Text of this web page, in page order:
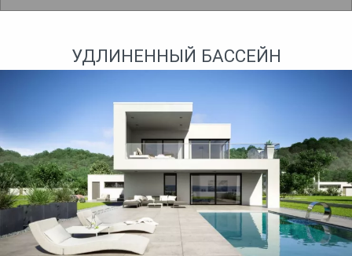
УДЛИНЕННЫЙ БАССЕЙН